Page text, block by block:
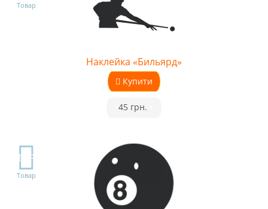
Товар
Наклейка «Бильярд»
Купити
45 грн.
TOP
Товар